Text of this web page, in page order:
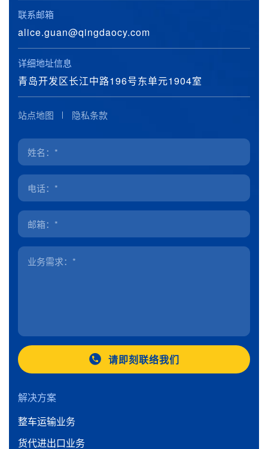
联系邮箱
alice.guan@qingdaocy.com
详细地址信息
青岛开发区长江中路196号东单元1904室
站点地图 隐私条款
请即刻联络我们
解决方案
整车运输业务
货代进出口业务